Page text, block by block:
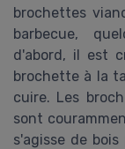
brochettes
barbecue,
d'abord, il est
brochette à la
cuire. Les
sont
s'agisse de